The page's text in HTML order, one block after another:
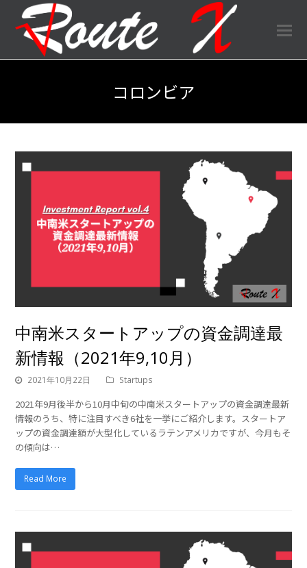
コロンビア
中南米スタートアップの資金調達最
新情報（2021年9,10月）
2021年10月22日 Startups
2021年9月後半から10月中旬の中南米スタートアップの資金調達最新
情報のうち、特に注目すべき6社を一挙にご紹介します。スタートア
ップの資金調達額が大型化しているラテンアメリカですが、今月もそ
の傾向は…
Read More